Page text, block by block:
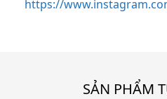
https://
SẢN PHẨM